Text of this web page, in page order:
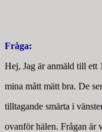
Fråga:
Hej, Jag är anmäld till ett
mina mått mätt bra. De
tilltagande smärta i
ovanför hälen. Frågan är